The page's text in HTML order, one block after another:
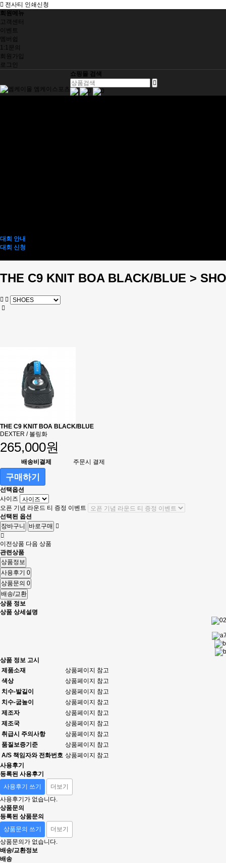
전사티 인쇄신청
회원메뉴
고객센터
이벤트
멤버쉽
1:1문의
회원가입
로그인
쇼핑몰 검색
0
0
대회 안내
대회 신청
THE C9 KNIT BOA BLACK/BLUE >
THE C9 KNIT BOA BLACK/BLUE
DEXTER / 볼링화
265,000원
배송비결제 주문시 결제
구매하기
선택옵션
사이즈
오픈 기념 라운드 티 증정 이벤트
선택된 옵션
장바구니
바로구매
이전상품 다음 상품
관련상품
상품정보
사용후기 0
상품문의 0
배송/교환
상품 정보
상품 상세설명
상품 정보 고시
제품소재
상품페이지 참고
색상
상품페이지 참고
치수-발길이
상품페이지 참고
치수-굽높이
상품페이지 참고
제조자
상품페이지 참고
제조국
상품페이지 참고
취급시 주의사항
상품페이지 참고
품질보증기준
상품페이지 참고
A/S 책임자와 전화번호 상품페이지 참고
사용후기
등록된 사용후기
사용후기 쓰기
더보기
사용후기가 없습니다.
상품문의
등록된 상품문의
상품문의 쓰기
더보기
상품문의가 없습니다.
배송/교환정보
배송